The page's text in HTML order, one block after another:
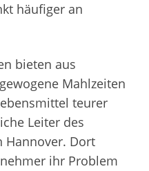
häufiger an
bieten aus
Mahlzeiten
teurer
Leiter des
Hannover. Dort
ihr Problem